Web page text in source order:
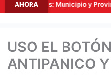
AHORAMunicipio y Provincia
USO EL
ANTIPANICO